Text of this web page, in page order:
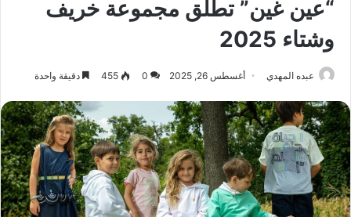
“عين غين” تطلق مجموعة خريف
وشتاء 2025
عبده المهدي أغسطس 26, 2025 0
455 دقيقة واحدة